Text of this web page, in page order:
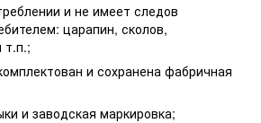
и не имеет следов
царапин, сколов,
т.п.;
и сохранена фабричная
и заводская маркировка;